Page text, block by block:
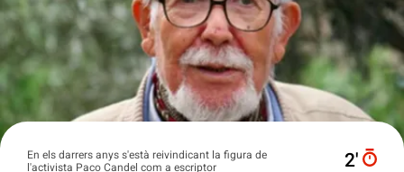
En els darrers anys s'està reivindicant la figura de
l'activista Paco Candel com a escriptor
2′